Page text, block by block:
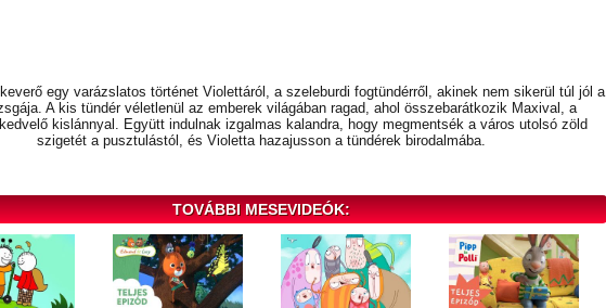
egy varázslatos történet Violettáról, a szeleburdi fogtündérről, akinek nem sikerül túl jól a
A kis tündér véletlenül az emberek világában ragad, ahol összebarátkozik Maxival, a
kislánnyal. Együtt indulnak izgalmas kalandra, hogy megmentsék a város utolsó zöld
szigetét a pusztulástól, és Violetta hazajusson a tündérek birodalmába.
TOVÁBBI MESEVIDEÓK: